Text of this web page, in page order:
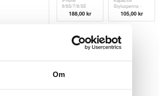
Om
6/6S/7/8/SE
(2020)/SE (
188,00 kr
Styluspenna -
Svart105,00 kr